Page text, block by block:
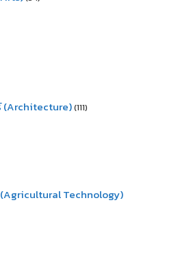
(Architecture)(111)
Technology)